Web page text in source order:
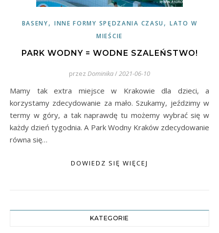
BASENY, INNE FORMY SPĘDZANIA CZASU ,LATO W
MIEŚCIE
PARK WODNY = WODNE SZALEŃSTWO!
przez Dominika/2021-06-10
Mamy tak extra miejsce w Krakowie dla dzieci, a
korzystamy zdecydowanie za mało. Szukamy, jeździmy w
termy w góry, a tak naprawdę tu możemy wybrać się w
każdy dzień tygodnia. A Park Wodny Kraków zdecydowanie
równa się…
DOWIEDZ SIĘ WIĘCEJ
KATEGORIE